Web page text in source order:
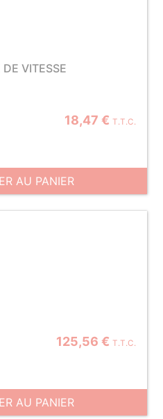
VITESSE
18,47 € T.T.C.
AU PANIER
125,56 € T.T.C.
AU PANIER